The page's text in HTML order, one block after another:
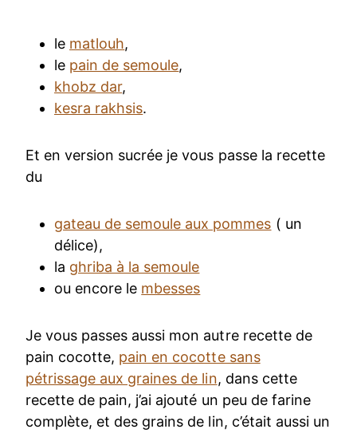
le matlouh,
le pain de semoule,
khobz dar,
kesra rakhsis.
Et en version sucrée je vous passe la recette
du
gateau de semoule aux pommes ( un
délice),
la ghriba à la semoule
ou encore le mbesses
Je vous passes aussi mon autre recette de
pain cocotte, pain en cocotte sans
pétrissage aux graines de lin, dans cette
recette de pain, j’ai ajouté un peu de farine
complète, et des grains de lin, c’était aussi un